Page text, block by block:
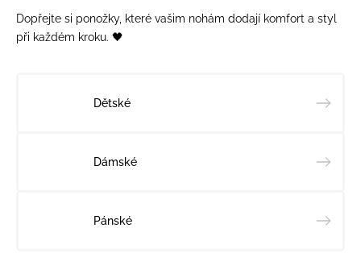
Dopřejte si ponožky, které vašim nohám dodají komfort a styl
při každém kroku. 🖤
Dětské
Dámské
Pánské